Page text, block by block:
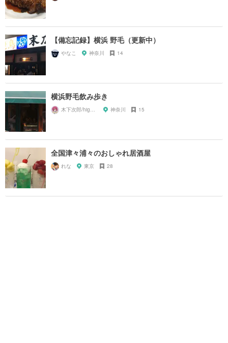
【備忘記録】横浜 野毛（更新中）
やなこ 神奈川 14
横浜野毛飲み歩き
神奈川 15
全国津々浦々のおしゃれ居酒屋
れな 東京 28